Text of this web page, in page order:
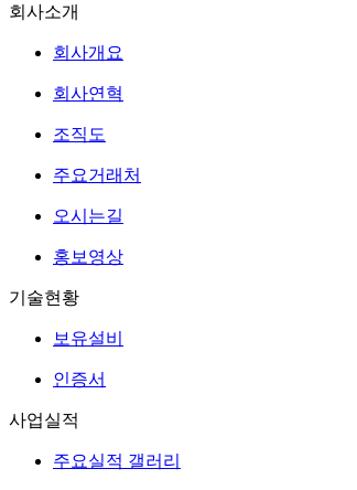
회사소개
회사개요
회사연혁
조직도
주요거래처
오시는길
홍보영상
기술현황
보유설비
인증서
사업실적
주요실적 갤러리